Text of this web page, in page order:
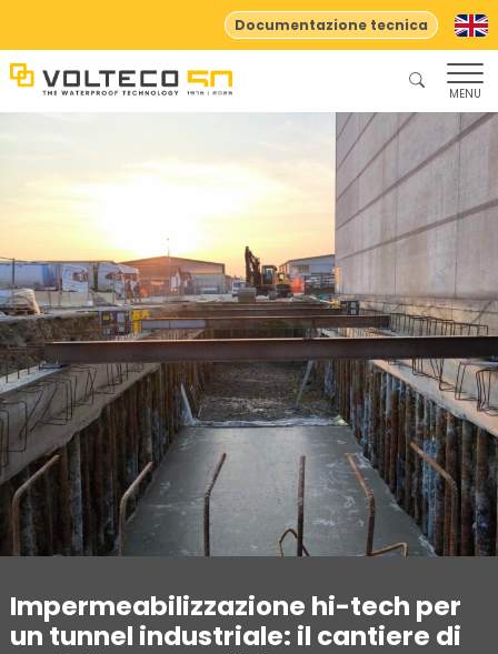
Documentazione tecnica
MENU
Impermeabilizzazione hi-tech per
un tunnel industriale: il cantiere di